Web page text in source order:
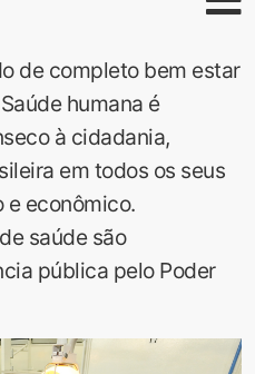
de completo bem estar
humana é
à cidadania,
em todos os seus
econômico.
saúde são
pública pelo Poder